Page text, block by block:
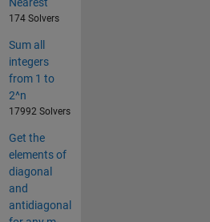
Nearest
174 Solvers
Sum all
integers
from 1 to
2^n
17992 Solvers
Get the
elements of
diagonal
and
antidiagonal